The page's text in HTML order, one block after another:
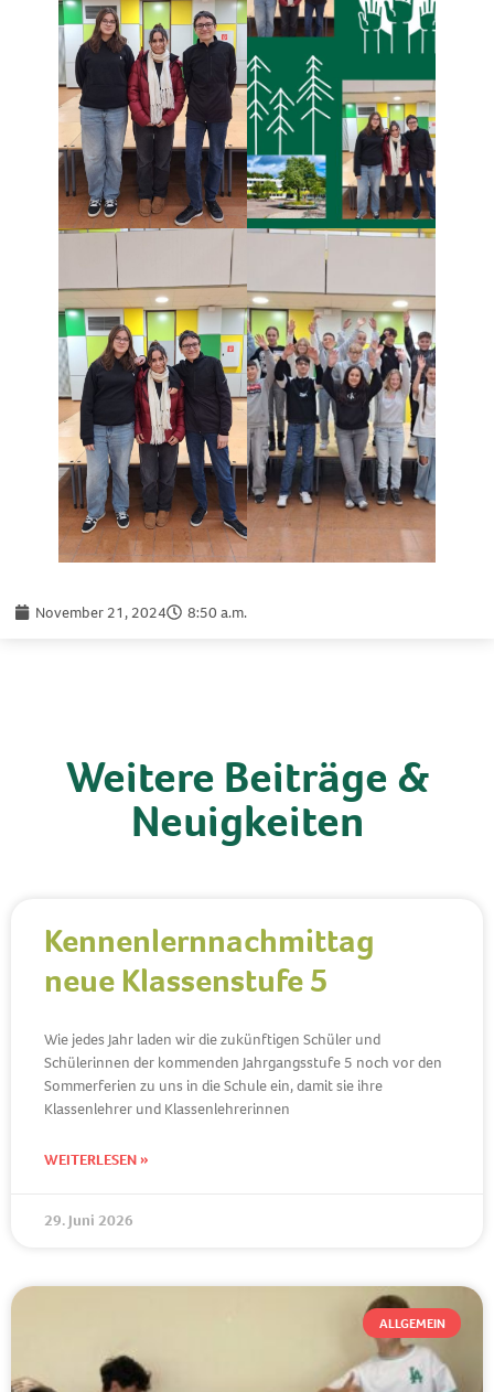
November 21, 2024 8:50 a.m.
Weitere Beiträge &
Neuigkeiten
Kennenlernnachmittag
neue Klassenstufe 5
Wie jedes Jahr laden wir die zukünftigen Schüler und
Schülerinnen der kommenden Jahrgangsstufe 5 noch vor den
Sommerferien zu uns in die Schule ein, damit sie ihre
Klassenlehrer und Klassenlehrerinnen
WEITERLESEN »
29. Juni 2026
ALLGEMEIN